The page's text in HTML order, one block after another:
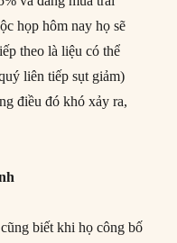
họp hôm nay họ sẽ
theo là liệu có thể
liên tiếp sụt giảm)
điều đó khó xảy ra,
biết khi họ công bố